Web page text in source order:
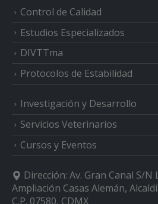
Control de Calidad
Estudios Especializados
DIVTTma
Protocolos de Estabilidad
Investigación y Desarrollo
Servicios Veterinarios
Cursos y Eventos
Dirección: Av. Gran Canal S/N
Ampliación Casas Alemán,
C.P. 07580, CDMX